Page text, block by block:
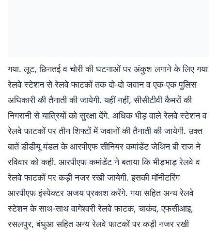
गया. लूट, छिनतई व चोरी की घटनाओं पर अंकुश लगाने के लिए गया
रेलवे स्टेशन से रेलवे फाटकों तक दो-दो जवान व एक-एक पुलिस
अधिकारी की तैनाती की जायेगी. यहीं नहीं, सीसीटीवी कैमरों की
निगरानी से यात्रियों को सुरक्षा देंगे. अधिक भीड़ वाले रेलवे स्टेशन व
रेलवे फाटकों पर तीन शिफ्टों में जवानों की तैनाती की जायेगी. उक्त
बातें डीडीयू मंडल के आरपीएफ सीनियर कमांडेंट जेथिन बी राज ने
रविवार को कही. आरपीएफ कमांडेंट ने बताया कि भीड़भाड़ रेलवे व
रेलवे फाटकों पर कड़ी नजर रखी जायेगी. इसकी मॉनीटरिंग
आरपीएफ इंस्पेक्टर अजय प्रकाश करेंगे. गया सहित अन्य रेलवे
स्टेशन के साथ-साथ वागेश्वरी रेलवे फाटक, चाकंद, एफसीआइ,
रसलपुर, बंधुआ सहित अन्य रेलवे फाटकों पर कड़ी नजर रखी